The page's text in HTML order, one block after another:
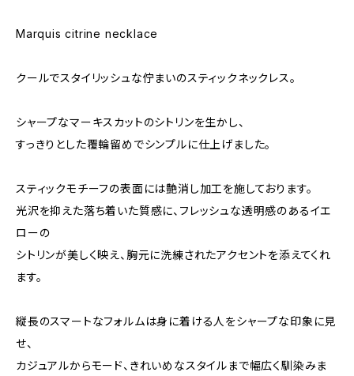
Marquis citrine necklace
クールでスタイリッシュな佇まいのスティックネックレス。
シャープなマーキスカットのシトリンを生かし、
すっきりとした覆輪留めでシンプルに仕上げました。
スティックモチーフの表面には艶消し加工を施しております。
光沢を抑えた落ち着いた質感に、フレッシュな透明感のあるイエ
ローの
シトリンが美しく映え、胸元に洗練されたアクセントを添えてくれ
ます。
縦長のスマートなフォルムは身に着ける人をシャープな印象に見
せ、
カジュアルからモード、きれいめなスタイルまで幅広く馴染みま